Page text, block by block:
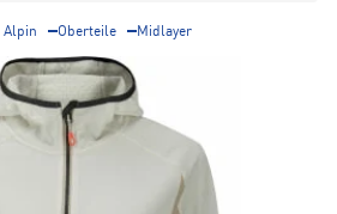
Alpin Oberteile Midlayer